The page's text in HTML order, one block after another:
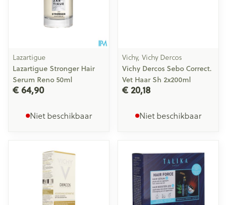
Lazartigue
Lazartigue Stronger Hair
Serum Reno 50ml
€ 64,90
Niet beschikbaar
Vichy, Vichy Dercos
Vichy Dercos Sebo Correct.
Vet Haar Sh 2x200ml
€ 20,18
Niet beschikbaar